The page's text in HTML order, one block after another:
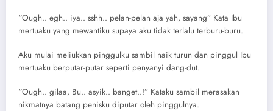
“Ough.. egh.. iya.. sshh.. pelan-pelan aja yah, sayang” Kata Ibu
mertuaku yang mewantiku supaya aku tidak terlalu terburu-buru.
Aku mulai meliukkan pinggulku sambil naik turun dan pinggul Ibu
mertuaku berputar-putar seperti penyanyi dang-dut.
“Ough.. gilaa, Bu.. asyik.. banget..!” Kataku sambil merasakan
nikmatnya batang penisku diputar oleh pinggulnya.